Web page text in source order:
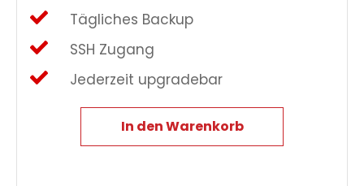
Tägliches Backup
SSH Zugang
Jederzeit upgradebar
In den Warenkorb